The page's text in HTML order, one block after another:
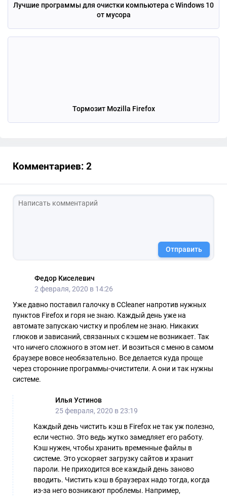
Лучшие программы для очистки компьютера с Windows 10
от мусора
Тормозит Mozilla Firefox
Комментариев: 2
Отправить
Федор Киселевич
2 февраля, 2020 в 14:26
Уже давно поставил галочку в CCleaner напротив нужных
пунктов Firefox и горя не знаю. Каждый день уже на
автомате запускаю чистку и проблем не знаю. Никаких
глюков и зависаний, связанных с кэшем не возникает. Так
что ничего сложного в этом нет. И возиться с меню в самом
браузере вовсе необязательно. Все делается куда проще
через сторонние программы-очистители. А они и так нужны
системе.
Илья Устинов
25 февраля, 2020 в 23:19
Каждый день чистить кэш в Firefox не так уж полезно,
если честно. Это ведь жутко замедляет его работу.
Кэш нужен, чтобы хранить временные файлы в
системе. Это ускоряет загрузку сайтов и хранит
пароли. Не приходится все каждый день заново
вводить. Чистить кэш в браузерах надо тогда, когда
из-за него возникают проблемы. Например,